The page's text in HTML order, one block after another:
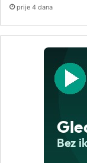
prije 4 dana